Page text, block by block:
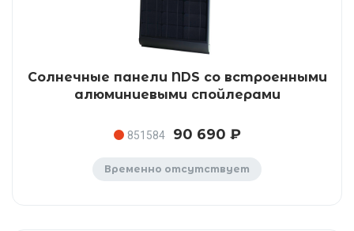
Солнечные панели NDS со встроенными
алюминиевыми спойлерами
851584 90 690 ₽
Временно отсутствует